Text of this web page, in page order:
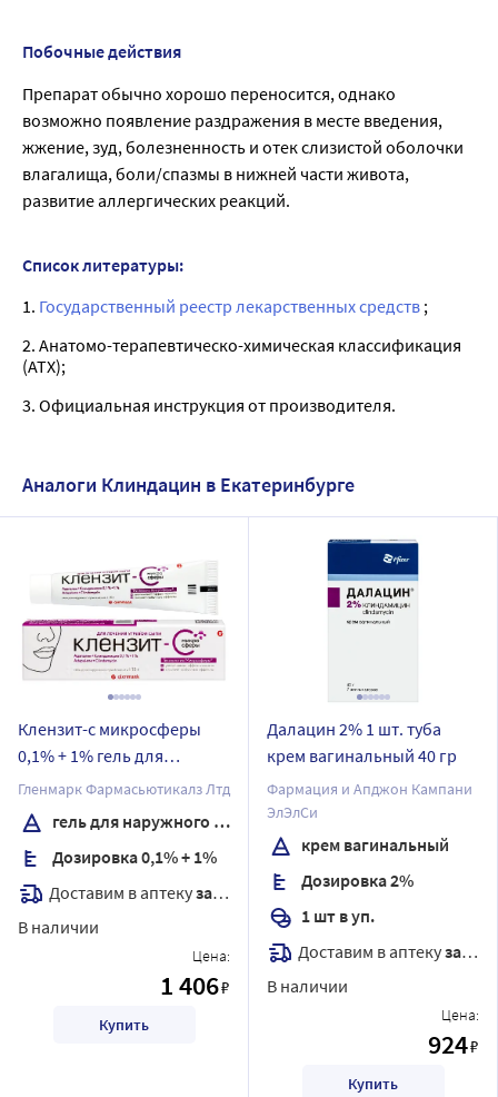
Побочные действия
Препарат обычно хорошо переносится, однако
возможно появление раздражения в месте введения,
жжение, зуд, болезненность и отек слизистой оболочки
влагалища, боли/спазмы в нижней части живота,
развитие аллергических реакций.
Список литературы:
1. Государственный реестр лекарственных средств ;
2. Анатомо-терапевтическо-химическая классификация
(ATX);
3. Официальная инструкция от производителя.
Аналоги Клиндацин в Екатеринбурге
Клензит-с микросферы
0,1% + 1% гель для
наружного применения 15
гр
Гленмарк Фармасьютикалз Лтд
гель для наружного применения
Дозировка 0,1% + 1%
Доставим в аптекузавтра
В наличии
Цена:
1 406₽
Купить
Далацин 2% 1 шт. туба
крем вагинальный 40 гр
Фармация и Апджон Кампани
ЭлЭлСи
крем вагинальный
Дозировка 2%
1 шт в уп.
Доставим в аптекузавтра
В наличии
Цена:
924₽
Купить